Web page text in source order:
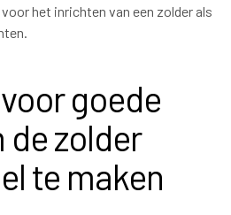
het inrichten van een zolder als
goede
de zolder
te maken